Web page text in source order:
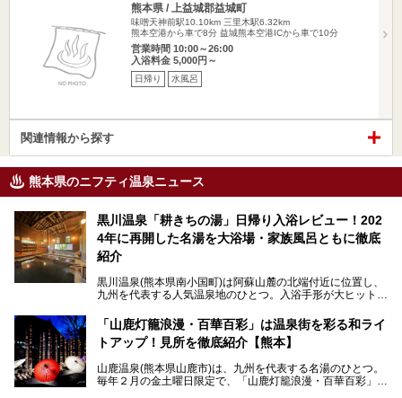
熊本県 / 上益城郡益城町
味噌天神前駅10.10km 三里木駅6.32km
熊本空港から車で8分 益城熊本空港ICから車で10分
営業時間 10:00～26:00
入浴料金 5,000円～
日帰り 水風呂
関連情報から探す
熊本県のニフティ温泉ニュース
黒川温泉「耕きちの湯」日帰り入浴レビュー！202
4年に再開した名湯を大浴場・家族風呂ともに徹底
紹介
黒川温泉(熊本県南小国町)は阿蘇山麓の北端付近に位置し、
九州を代表する人気温泉地のひとつ。入浴手形が大ヒット
す。
中でも「耕きち(こうきち)の湯」は露天風呂を持たないもの
り一度廃業しましたが、2024年10月に営業再開。数多くの
温泉ファンに注目される名湯です。
「山鹿灯籠浪漫・百華百彩」は温泉街を彩る和ライ
トアップ！見所を徹底紹介【熊本】
山鹿温泉(熊本県山鹿市)は、九州を代表する名湯のひとつ。
毎年２月の金土曜日限定で、「山鹿灯籠浪漫・百華百彩」